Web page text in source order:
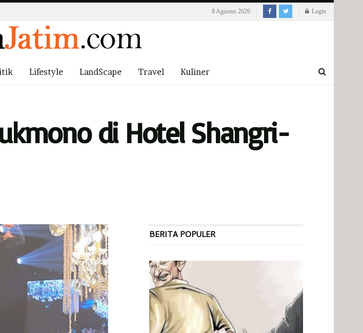
8 Agustus 2026 Login
Lifestyle LandScape Travel Kuliner
di Hotel Shangri-
BERITA POPULER